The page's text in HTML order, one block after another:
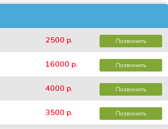
2500 р. Позвонить
16000 р. Позвонить
4000 р. Позвонить
3500 р. Позвонить